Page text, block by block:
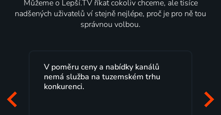
Můžeme o Lepší.TV říkat cokoliv chceme, ale tisíce
nadšených uživatelů ví stejně nejlépe, proč je pro ně tou
správnou volbou.
Lepší.TV sleduji už několik let s
maximální spokojeností. Velký výběr
programů a nemuset běžet k TV na
začátek programu, to je přesně to, co